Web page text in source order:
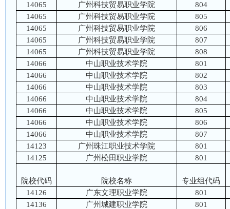
14065
广州科技贸易职业学院
804
14065
广州科技贸易职业学院
805
14065
广州科技贸易职业学院
806
14065
广州科技贸易职业学院
807
14065
广州科技贸易职业学院
808
14066
中山职业技术学院
801
14066
中山职业技术学院
802
14066
中山职业技术学院
803
14066
中山职业技术学院
804
14066
中山职业技术学院
805
14066
中山职业技术学院
806
14066
中山职业技术学院
807
14123
广州珠江职业技术学院
801
14125
广州松田职业学院 801
院校代码 院校名称
专业组代码
14126
广东文理职业学院
801
14136
广州城建职业学院
801